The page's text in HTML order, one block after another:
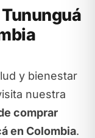
y bienestar
nuestra
comprar
en Colombia.